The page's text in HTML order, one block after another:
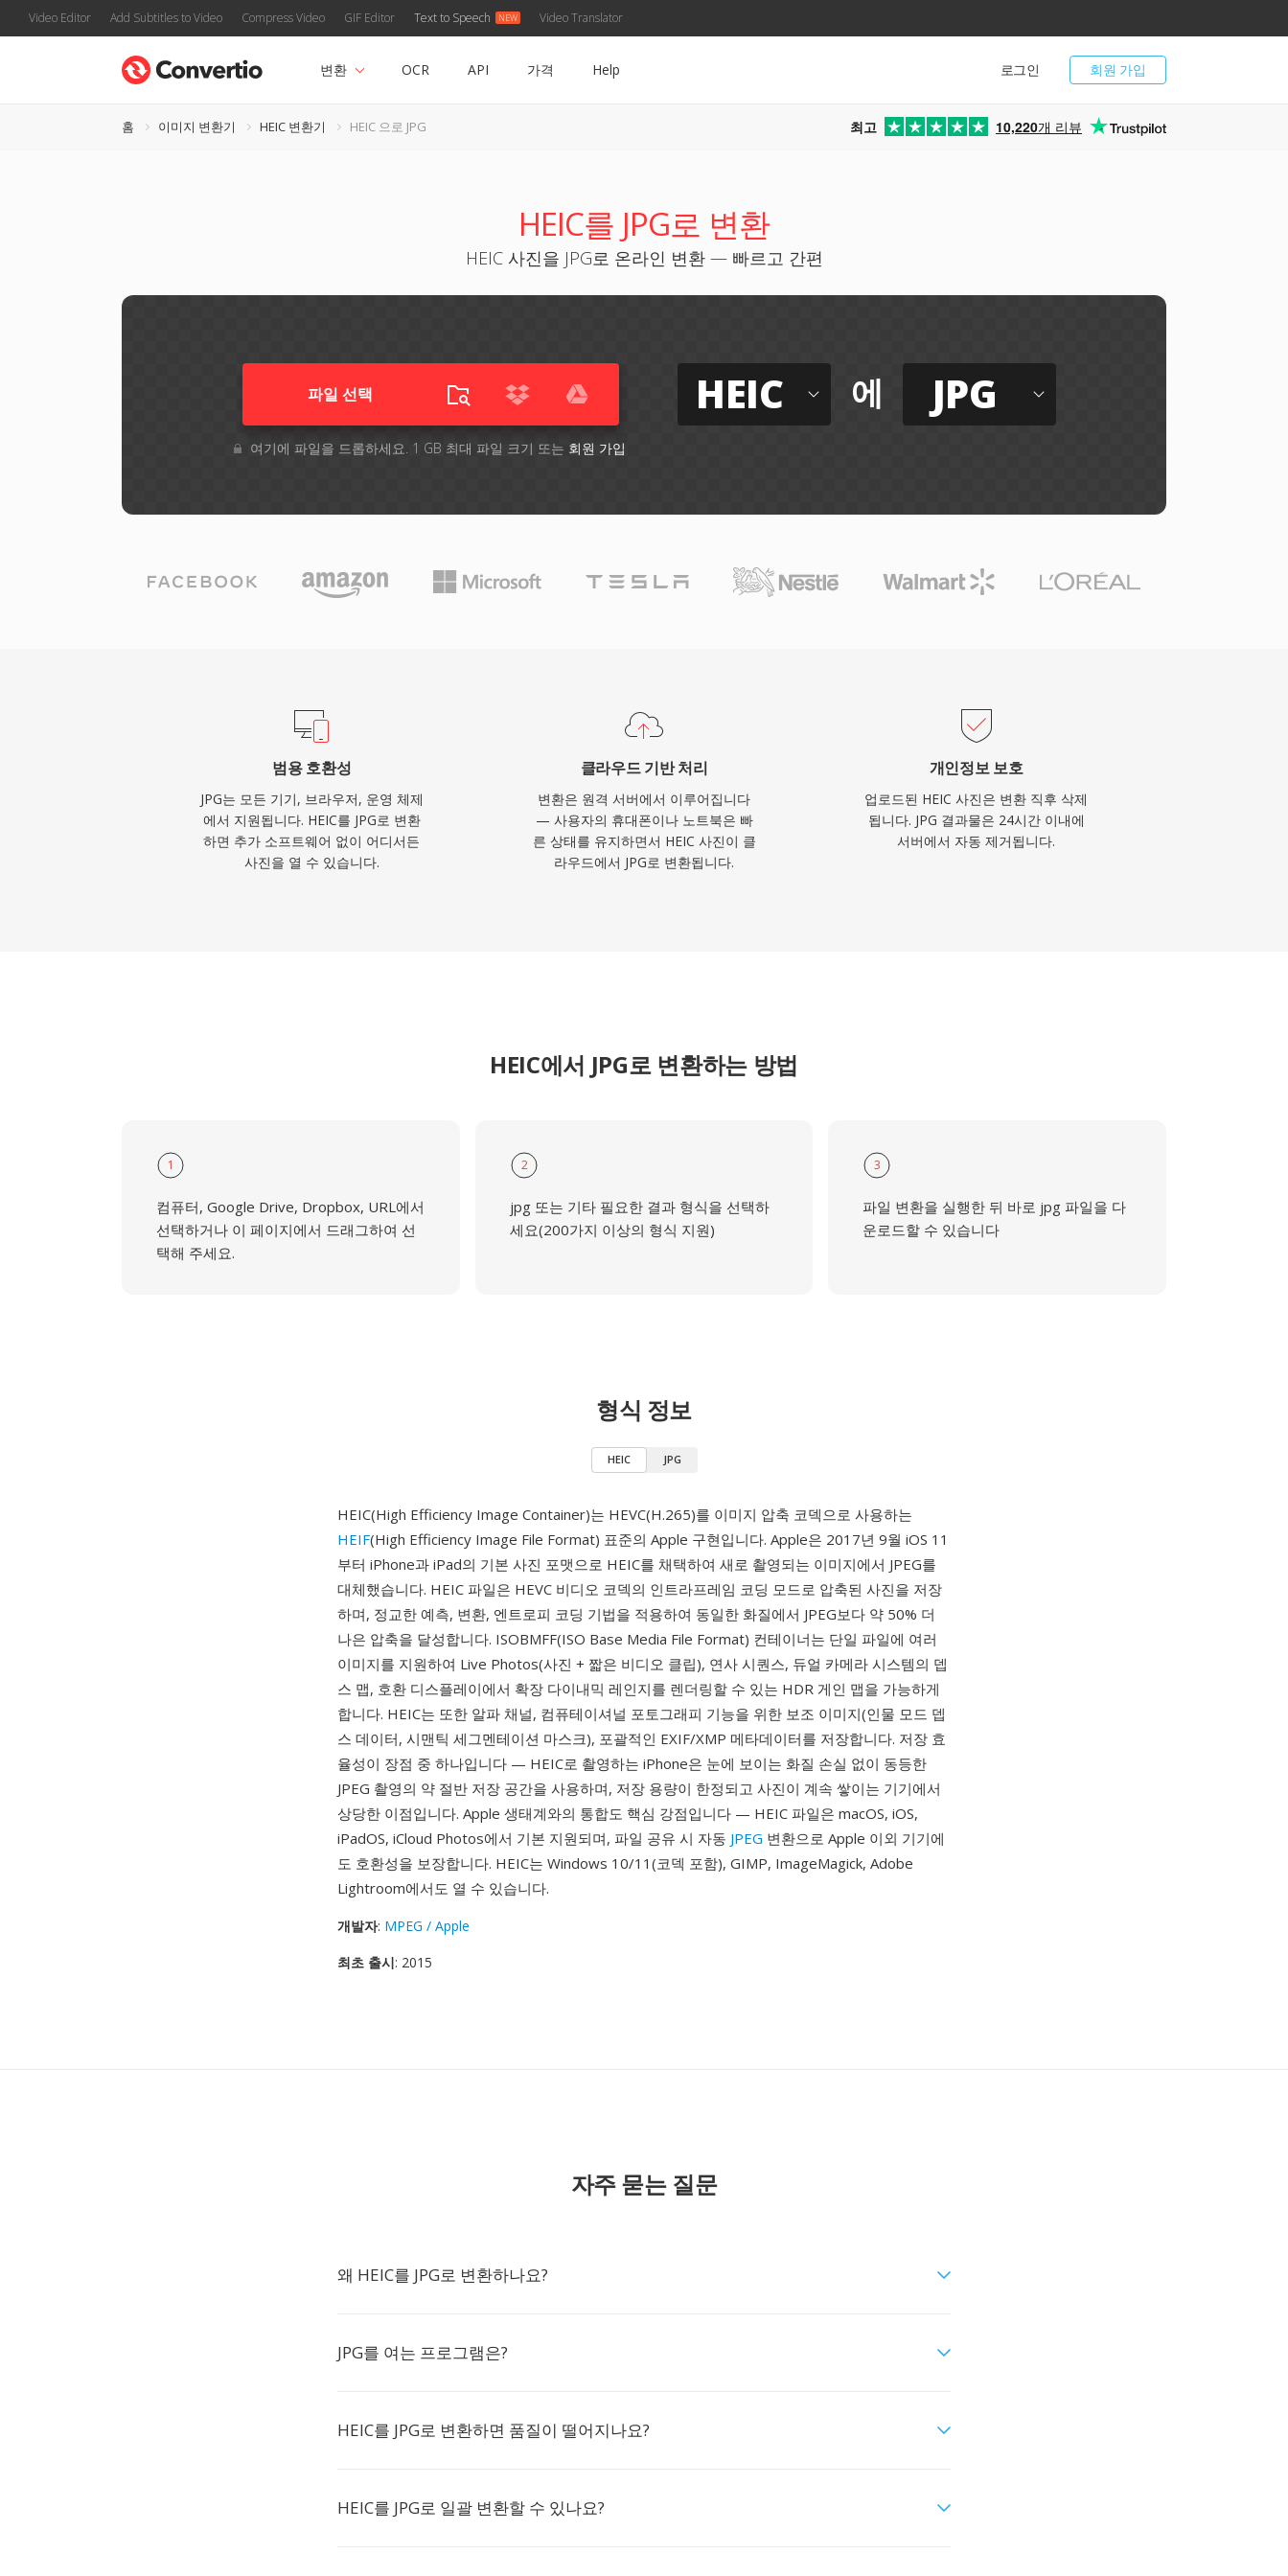
Video Editor Add Subtitles to Video Compress Video GIF Editor Text to Speech Video Translator
회원 가입
로그인
변환 OCR API 가격 Help
홈 이미지 변환기 HEIC 변환기 HEIC 으로 JPG 최고 10,220개 리뷰
HEIC를 JPG로 변환
HEIC 사진을 JPG로 온라인 변환 — 빠르고 간편
파일 선택
여기에 파일을 드롭하세요. 1 GB 최대 파일 크기 또는 회원 가입
HEIC 에 JPG
범용 호환성
JPG는 모든 기기, 브라우저, 운영 체제
에서 지원됩니다. HEIC를 JPG로 변환
하면 추가 소프트웨어 없이 어디서든
사진을 열 수 있습니다.
클라우드 기반 처리
변환은 원격 서버에서 이루어집니다
— 사용자의 휴대폰이나 노트북은 빠
른 상태를 유지하면서 HEIC 사진이 클
라우드에서 JPG로 변환됩니다.
개인정보 보호
업로드된 HEIC 사진은 변환 직후 삭제
됩니다. JPG 결과물은 24시간 이내에
서버에서 자동 제거됩니다.
HEIC에서 JPG로 변환하는 방법
1
컴퓨터, Google Drive, Dropbox, URL에서
선택하거나 이 페이지에서 드래그하여 선
택해 주세요.
2
jpg 또는 기타 필요한 결과 형식을 선택하
세요(200가지 이상의 형식 지원)
3
파일 변환을 실행한 뒤 바로 jpg 파일을 다
운로드할 수 있습니다
형식 정보
HEIC JPG
HEIC(High Efficiency Image Container)는 HEVC(H.265)를 이미지 압축 코덱으로 사용하는
HEIF(High Efficiency Image File Format) 표준의 Apple 구현입니다. Apple은 2017년 9월 iOS 11
부터 iPhone과 iPad의 기본 사진 포맷으로 HEIC를 채택하여 새로 촬영되는 이미지에서 JPEG를
대체했습니다. HEIC 파일은 HEVC 비디오 코덱의 인트라프레임 코딩 모드로 압축된 사진을 저장
하며, 정교한 예측, 변환, 엔트로피 코딩 기법을 적용하여 동일한 화질에서 JPEG보다 약 50% 더
나은 압축을 달성합니다. ISOBMFF(ISO Base Media File Format) 컨테이너는 단일 파일에 여러
이미지를 지원하여 Live Photos(사진 + 짧은 비디오 클립), 연사 시퀀스, 듀얼 카메라 시스템의 뎁
스 맵, 호환 디스플레이에서 확장 다이내믹 레인지를 렌더링할 수 있는 HDR 게인 맵을 가능하게
합니다. HEIC는 또한 알파 채널, 컴퓨테이셔널 포토그래피 기능을 위한 보조 이미지(인물 모드 뎁
스 데이터, 시맨틱 세그멘테이션 마스크), 포괄적인 EXIF/XMP 메타데이터를 저장합니다. 저장 효
율성이 장점 중 하나입니다 — HEIC로 촬영하는 iPhone은 눈에 보이는 화질 손실 없이 동등한
JPEG 촬영의 약 절반 저장 공간을 사용하며, 저장 용량이 한정되고 사진이 계속 쌓이는 기기에서
상당한 이점입니다. Apple 생태계와의 통합도 핵심 강점입니다 — HEIC 파일은 macOS, iOS,
iPadOS, iCloud Photos에서 기본 지원되며, 파일 공유 시 자동 JPEG 변환으로 Apple 이외 기기에
도 호환성을 보장합니다. HEIC는 Windows 10/11(코덱 포함), GIMP, ImageMagick, Adobe
Lightroom에서도 열 수 있습니다.
개발자: MPEG / Apple
최초 출시: 2015
자주 묻는 질문
왜 HEIC를 JPG로 변환하나요?
JPG를 여는 프로그램은?
HEIC를 JPG로 변환하면 품질이 떨어지나요?
HEIC를 JPG로 일괄 변환할 수 있나요?